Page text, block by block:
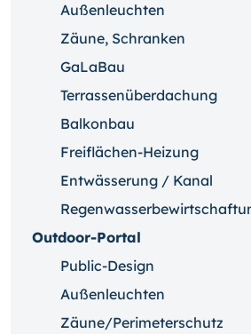
Außenleuchten
Zäune, Schranken
GaLaBau
Terrassenüberdachung
Balkonbau
Freiflächen-Heizung
Entwässerung / Kanal
Outdoor-Portal
Public-Design
Außenleuchten
Zäune/Perimeterschutz